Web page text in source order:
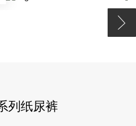
列纸尿裤